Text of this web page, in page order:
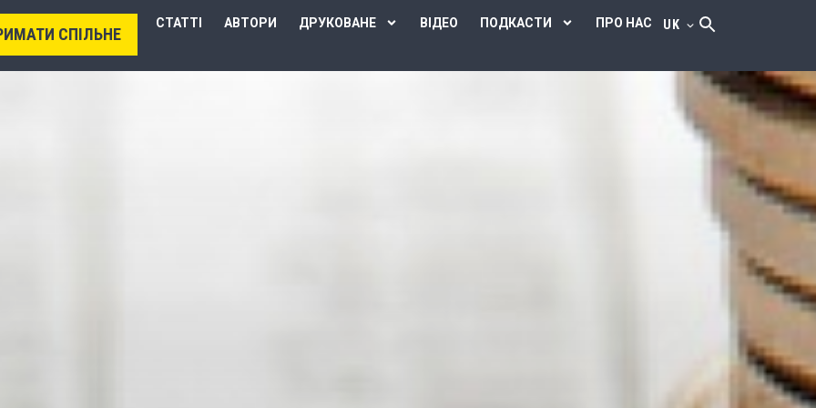
СПІЛЬНЕ
СТАТТІ АВТОРИ ДРУКОВАНЕ ВІДЕО ПОДКАСТИ ПРО НАС UK